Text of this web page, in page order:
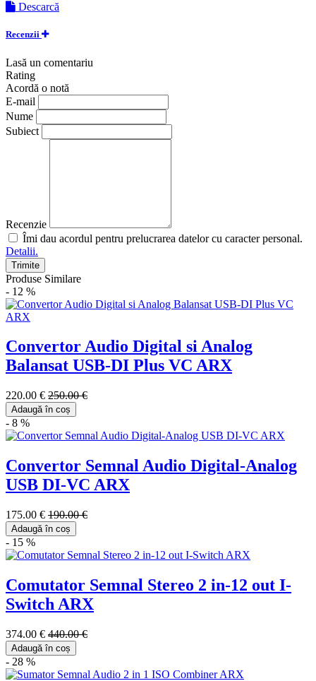
Descarcă
Recenzii
Lasă un comentariu
Rating
Acordă o notă
E-mail
Nume
Subiect
Recenzie
Îmi dau acordul pentru prelucrarea datelor cu caracter personal.
Detalii.
Trimite
Produse Similare
- 12 %
Convertor Audio Digital si Analog
Balansat USB-DI Plus VC ARX
220.00 € 250.00 €
Adaugă în coș
- 8 %
Convertor Semnal Audio Digital-Analog
USB DI-VC ARX
175.00 € 190.00 €
Adaugă în coș
- 15 %
Comutator Semnal Stereo 2 in-12 out I-
Switch ARX
374.00 € 440.00 €
Adaugă în coș
- 28 %